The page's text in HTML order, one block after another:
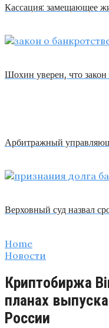
Кассация: замещающее
Шохин уверен, что
Арбитражный
Верховный суд назвал
Home
Новости
Криптобиржа
планах
России